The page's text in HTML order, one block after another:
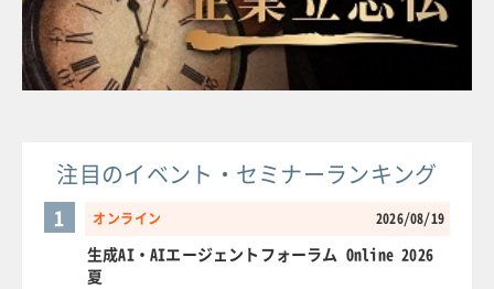
注目のイベント・セミナーランキング
オンライン 2026/08/19
1
生成AI・AIエージェントフォーラム Online 2026
夏